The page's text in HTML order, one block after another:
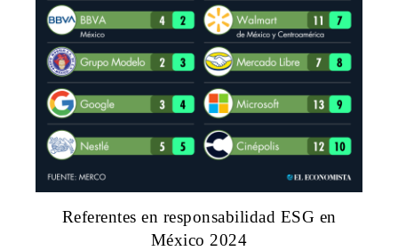
Referentes en responsabilidad ESG en
México 2024